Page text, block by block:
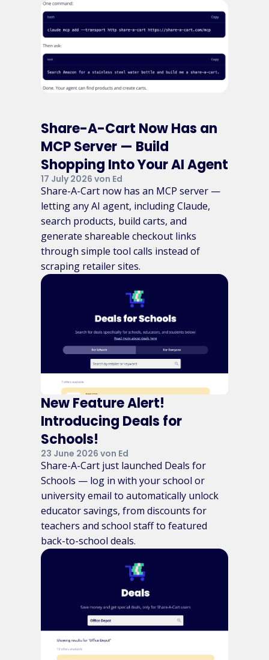
Share-A-Cart Now Has an
MCP Server — Build
Shopping Into Your AI Agent
17 July 2026 von Ed
Share-A-Cart now has an MCP server —
letting any AI agent, including Claude,
search products, build carts, and
generate shareable checkout links
through simple tool calls instead of
scraping retailer sites.
New Feature Alert!
Introducing Deals for
Schools!
23 June 2026 von Ed
Share-A-Cart just launched Deals for
Schools — log in with your school or
university email to automatically unlock
educator savings, from discounts for
teachers and school staff to featured
back-to-school deals.